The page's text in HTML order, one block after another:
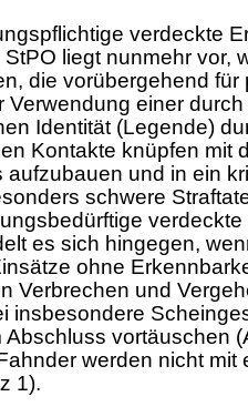
verdeckte
StPO liegt nunmehr vor,
die vorübergehend für
Verwendung einer
Identität (Legende)
Kontakte knüpfen mit
aufzubauen und in ein
schwere
es sich hingegen,
ohne
Verbrechen und
insbesondere
vortäuschen
werden nicht mit
1).